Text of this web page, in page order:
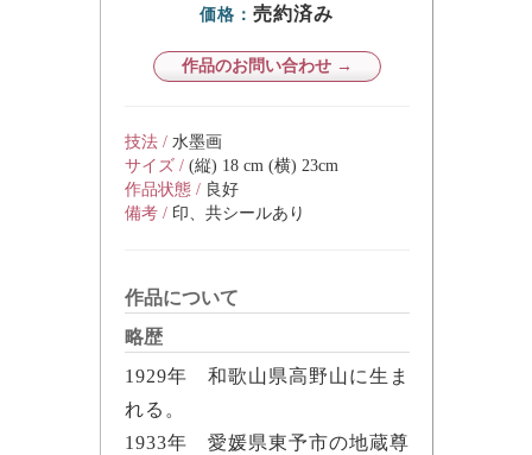
価格： 売約済み
作品のお問い合わせ →
技法 / 水墨画
サイズ / (縦) 18 cm (横) 23cm
作品状態 / 良好
備考 / 印、共シールあり
作品について
略歴
1929年 和歌山県高野山に生ま
れる。
1933年 愛媛県東予市の地蔵尊